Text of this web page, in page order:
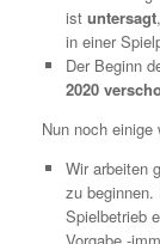
ist untersagt
in einer
Der Beginn
2020
Nun noch
Wir arbeiten
zu beginnen.
Spielbetrieb